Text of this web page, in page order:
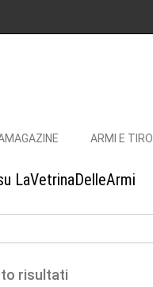
ARMI E TIRO
LaVetrinaDelleArmi
risultati